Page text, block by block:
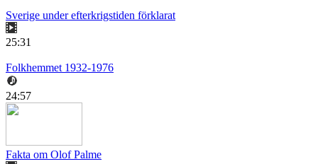
Sverige under efterkrigstiden förklarat
25:31
Folkhemmet 1932-1976
24:57
Fakta om Olof Palme